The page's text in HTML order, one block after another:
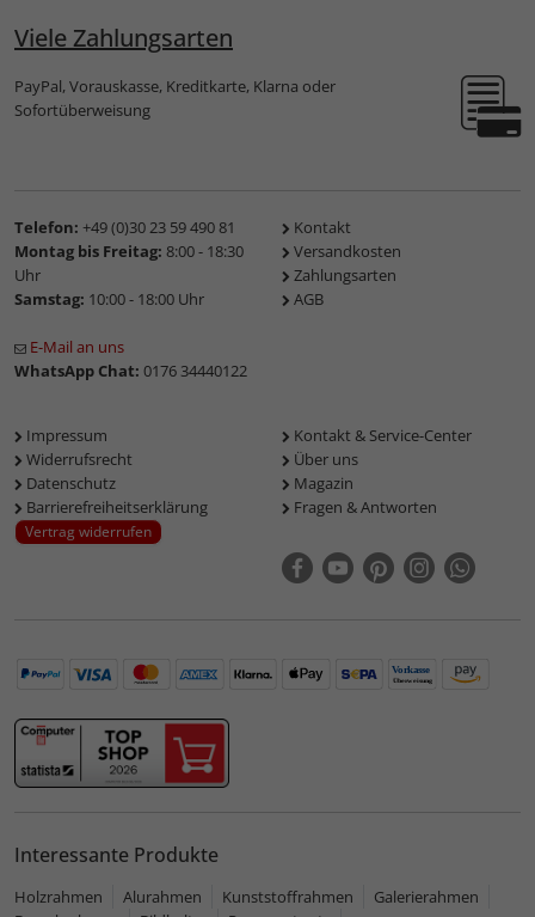
Viele Zahlungsarten
PayPal, Vorauskasse, Kreditkarte, Klarna oder
Sofortüberweisung
Telefon: +49 (0)30 23 59 490 81
Montag bis Freitag: 8:00 - 18:30
Uhr
Samstag: 10:00 - 18:00 Uhr
E-Mail an uns
WhatsApp Chat: 0176 34440122
Kontakt
Versandkosten
Zahlungsarten
AGB
Impressum
Widerrufsrecht
Datenschutz
Barrierefreiheitserklärung
Vertrag widerrufen
Kontakt & Service-Center
Über uns
Magazin
Fragen & Antworten
Interessante Produkte
Holzrahmen Alurahmen Kunststoffrahmen
Galerierahmen